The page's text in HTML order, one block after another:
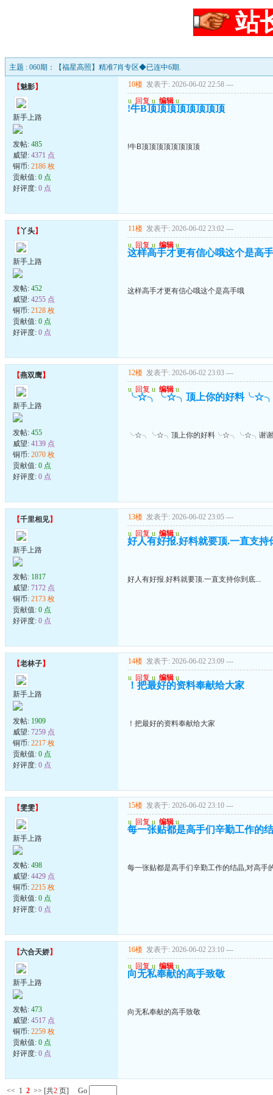
站
主题 : 060期：【福星高照】精准7肖专区◆已连中6期.
【魅影】
新手上路
发帖: 485
威望: 4371 点
铜币: 2186 枚
贡献值: 0 点
好评度: 0 点
10楼 发表于: 2026-06-02 22:58 ---
u 回复 u 编辑 u
!牛B顶顶顶顶顶顶顶顶
!牛B顶顶顶顶顶顶顶顶
【丫头】
新手上路
发帖: 452
威望: 4255 点
铜币: 2128 枚
贡献值: 0 点
好评度: 0 点
11楼 发表于: 2026-06-02 23:02 ---
u 回复 u 编辑 u
这样高手才更有信心哦这个是高
这样高手才更有信心哦这个是高手哦
【燕双鹰】
新手上路
发帖: 455
威望: 4139 点
铜币: 2070 枚
贡献值: 0 点
好评度: 0 点
12楼 发表于: 2026-06-02 23:03 ---
u 回复 u 编辑 u
╰☆╮╰☆╮顶上你的好料
╰☆╮╰☆╮顶上你的好料╰☆╮╰☆╮谢
【千里相见】
新手上路
发帖: 1817
威望: 7172 点
铜币: 2173 枚
贡献值: 0 点
好评度: 0 点
13楼 发表于: 2026-06-02 23:05 ---
u 回复 u 编辑 u
好人有好报.好料就要顶.一直支持
好人有好报.好料就要顶.一直支持你到底...
【老林子】
新手上路
发帖: 1909
威望: 7259 点
铜币: 2217 枚
贡献值: 0 点
好评度: 0 点
14楼 发表于: 2026-06-02 23:09 ---
u 回复 u 编辑 u
！把最好的资料奉献给大家
！把最好的资料奉献给大家
【雯雯】
新手上路
发帖: 498
威望: 4429 点
铜币: 2215 枚
贡献值: 0 点
好评度: 0 点
15楼 发表于: 2026-06-02 23:10 ---
u 回复 u 编辑 u
每一张贴都是高手们辛勤工作的
每一张贴都是高手们辛勤工作的结晶,对高手
【六合天娇】
新手上路
发帖: 473
威望: 4517 点
铜币: 2259 枚
贡献值: 0 点
好评度: 0 点
16楼 发表于: 2026-06-02 23:10 ---
u 回复 u 编辑 u
向无私奉献的高手致敬
向无私奉献的高手致敬
<< 1 2 >> [共2 页] Go